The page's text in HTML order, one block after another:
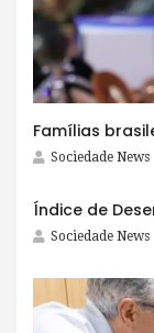
Sociedade News
Sociedade News